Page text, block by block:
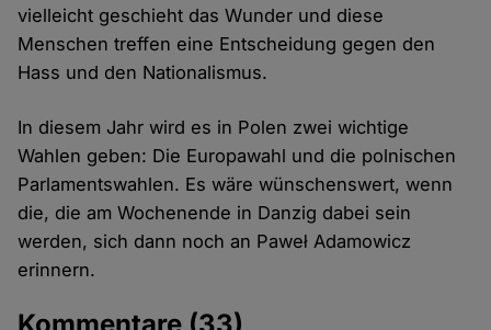
vielleicht geschieht das Wunder und diese
Menschen treffen eine Entscheidung gegen den
Hass und den Nationalismus.
In diesem Jahr wird es in Polen zwei wichtige
Wahlen geben: Die Europawahl und die polnischen
Parlamentswahlen. Es wäre wünschenswert, wenn
die, die am Wochenende in Danzig dabei sein
werden, sich dann noch an Paweł Adamowicz
erinnern.